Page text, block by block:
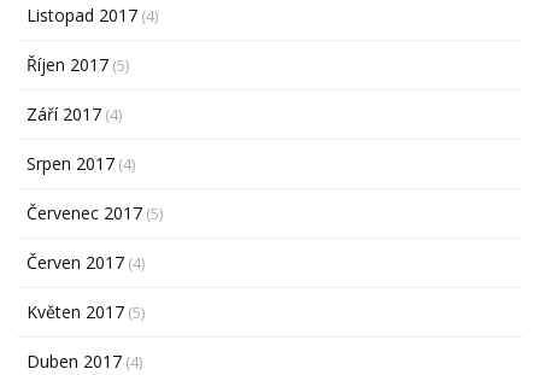
Listopad 2017 (4)
Říjen 2017 (5)
Září 2017 (4)
Srpen 2017 (4)
Červenec 2017 (5)
Červen 2017 (4)
Květen 2017 (5)
Duben 2017 (4)